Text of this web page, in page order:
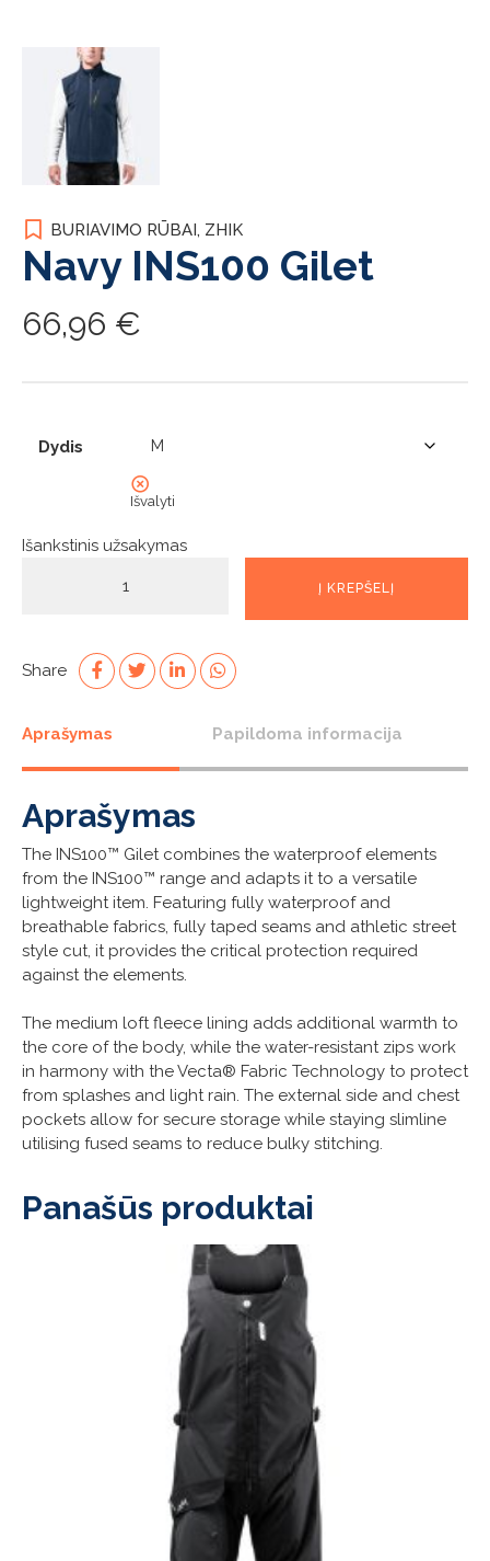
BURIAVIMO RŪBAI, ZHIK
Navy INS100 Gilet
66,96 €
Dydis
Išvalyti
Išankstinis užsakymas
Gilet
Į KREPŠELĮ
Share
Aprašymas Papildoma informacija
Aprašymas
The INS100™ Gilet combines the waterproof elements
from the INS100™ range and adapts it to a versatile
lightweight item. Featuring fully waterproof and
breathable fabrics, fully taped seams and athletic street
style cut, it provides the critical protection required
against the elements.
The medium loft fleece lining adds additional warmth to
the core of the body, while the water-resistant zips work
in harmony with the Vecta® Fabric Technology to protect
from splashes and light rain. The external side and chest
pockets allow for secure storage while staying slimline
utilising fused seams to reduce bulky stitching.
Panašūs produktai